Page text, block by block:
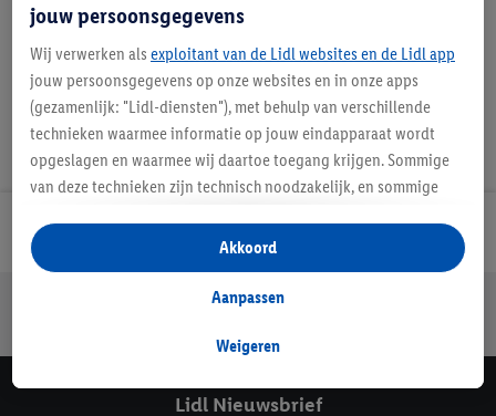
Jouw voordelen bij ons als Lidl webshop klant
Lidl Nieuwsbrief
jouw persoonsgegevens
Wij verwerken als exploitant van de Lidl websites en de Lidl app
jouw persoonsgegevens op onze websites en in onze apps
(gezamenlijk: "Lidl-diensten"), met behulp van verschillende
technieken waarmee informatie op jouw eindapparaat wordt
opgeslagen en waarmee wij daartoe toegang krijgen. Sommige
van deze technieken zijn technisch noodzakelijk, en sommige
opslaan van voorkeursinstellingen, het verzamelen en
analyseren van statistieken of voor het tonen van
gepersonaliseerde reclame binnen en buiten de Lidl-diensten.
gegevens over jouw aankoopgedrag in de winkel ook voor de
Als je hier toestemming geeft aan ons voor het personaliseren
Weigeren
Aanpassen
Akkoord